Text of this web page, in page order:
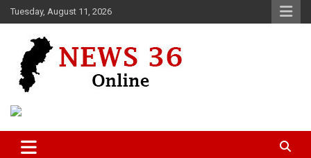
Skip
to
Tuesday, August 11, 2026
News 36